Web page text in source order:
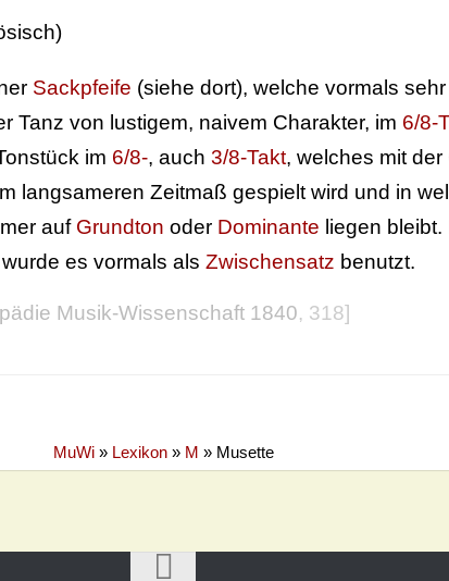
Sackpfeife (siehe dort), welche vormals
Tanz von lustigem, naivem Charakter, im 6/8-
im 6/8-, auch 3/8-Takt, welches mit der
langsameren Zeitmaß gespielt wird und in
auf Grundton oder Dominante liegen
wurde es vormals als Zwischensatz benutzt.
Musik-Wissenschaft 1840, 318]
MuWi» Lexikon» M » Musette